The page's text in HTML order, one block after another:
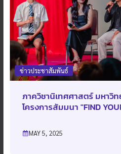
ข่าวประชาสัมพันธ์
ภาควิชานิเทศศาสตร์ มหาวิ
โครงการสัมมนา "FIND
MAY 5, 2025